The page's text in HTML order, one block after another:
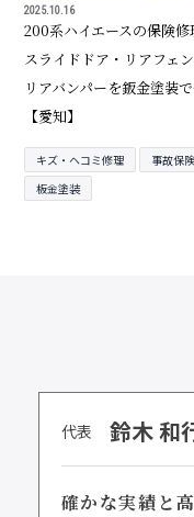
2025.10.16
200系ハイエースの保険修
スライドドア・リアフェン
リアバンパーを鈑金塗装
【愛知】
キズ・ヘコミ修理
事故保
板金塗装
代表 鈴木 和
確かな実績と